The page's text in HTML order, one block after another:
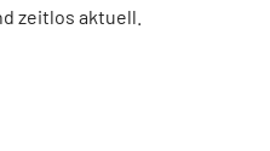
zeitlos aktuell.